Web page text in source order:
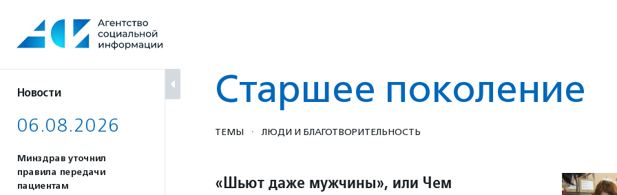
содержанию
Новости
06.08.2026
Минздрав уточнил
правила передачи
пациентам
Старшее поколение
ТЕМЫ · ЛЮДИ И БЛАГОТВОРИ­ТЕЛЬ­НОСТЬ
«Шьют даже мужчины», или Чем